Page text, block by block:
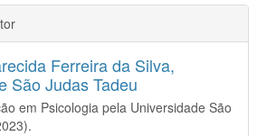
Ferreira da Silva,
São Judas Tadeu
em Psicologia pela Universidade São